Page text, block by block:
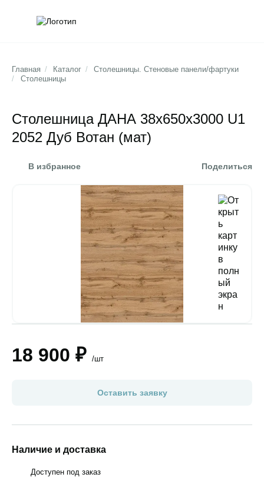
Главная / Каталог /
Столешницы. Стеновые панели/фартуки
/
Столешницы
Столешница ДАНА 38х650х3000 U1
2052 Дуб Вотан (мат)
В избранное Поделиться
18 900 ₽ /шт
Оставить заявку
Наличие и доставка
Доступен под заказ